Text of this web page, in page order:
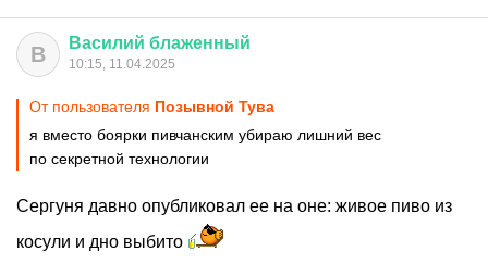
В Василий блаженный
10:15, 11.04.2025
От пользователя Позывной Тува
я вместо боярки пивчанским убираю лишний вес
по секретной технологии
Сергуня давно опубликовал ее на оне: живое пиво из
косули и дно выбито